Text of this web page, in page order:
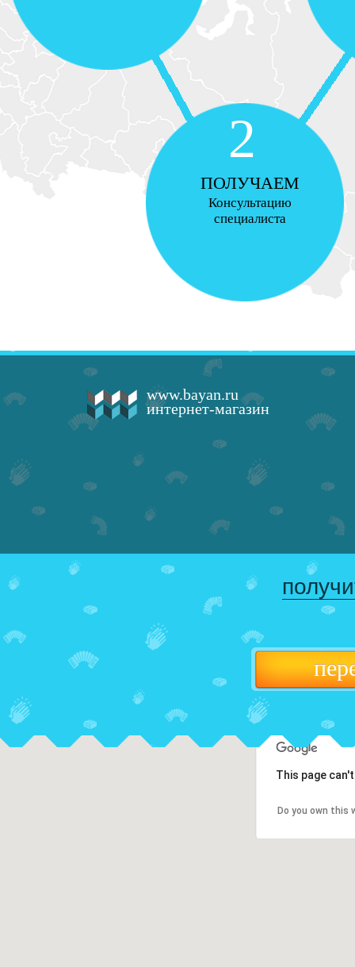
2
ПОЛУЧАЕМ
Консультацию
специалиста
www.bayan.ru
интернет-магазин
This page
Do you own this